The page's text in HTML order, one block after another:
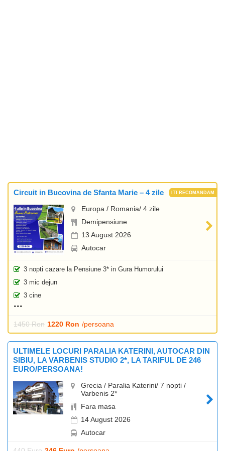
Circuit in Bucovina de Sfanta Marie – 4 zile
Europa / Romania/ 4 zile
Demipensiune
13 August 2026
Autocar
3 nopti cazare la Pensiune 3* in Gura Humorului
3 mic dejun
3 cine
1450 Ron 1220 Ron /persoana
ULTIMELE LOCURI PARALIA KATERINI, AUTOCAR DIN
SIBIU, LA VARBENIS STUDIO 2*, LA TARIFUL DE 246
EURO/PERSOANA!
Grecia / Paralia Katerini/ 7 nopti /
Varbenis 2*
Fara masa
14 August 2026
Autocar